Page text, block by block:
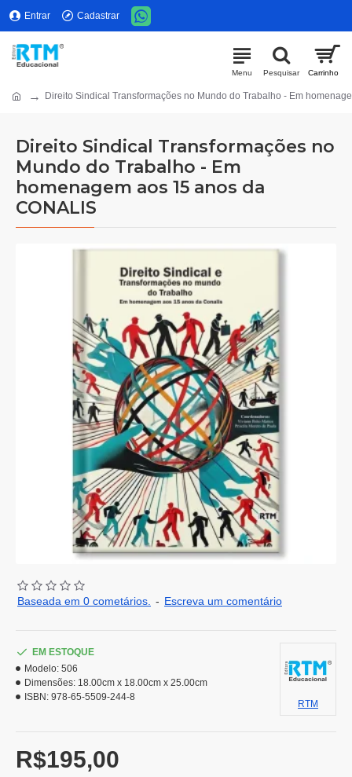
Entrar Cadastrar
Direito Sindical Transformações no Mundo do Trabalho - Em
Direito Sindical Transformações no
Mundo do Trabalho - Em
homenagem aos 15 anos da
CONALIS
Baseada em 0 cometários. - Escreva um comentário
R$195,00
EM ESTOQUE
Modelo: 506
Dimensões: 18.00cm x 18.00cm x 25.00cm
ISBN: 978-65-5509-244-8
RTM